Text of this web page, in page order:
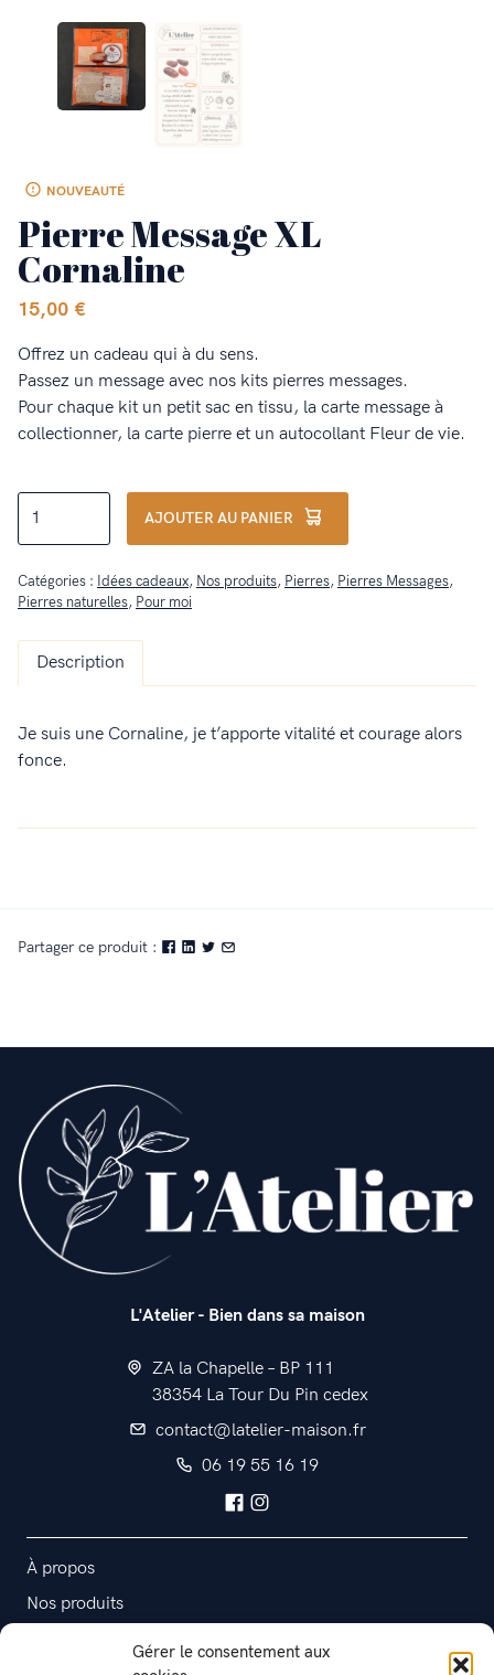
Gérer le consentement aux
NOUVEAUTÉ
Pierre Message XL
Cornaline
15,00 €
Offrez un cadeau qui à du sens.
Passez un message avec nos kits pierres messages.
Pour chaque kit un petit sac en tissu, la carte message à
collectionner, la carte pierre et un autocollant Fleur de vie.
quantité
Message
Cornaline
AJOUTER AU PANIER
Catégories : Idées cadeaux, Nos produits, Pierres, Pierres Messages,
Pierres naturelles, Pour moi
Description
Je suis une Cornaline, je t’apporte vitalité et courage alors
fonce.
Partager ce produit :
L'Atelier - Bien dans sa maison
ZA la Chapelle – BP 111
38354 La Tour Du Pin cedex
contact@latelier-maison.fr
06 19 55 16 19
À propos
Nos produits